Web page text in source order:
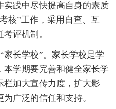
实践中尽快提高自身的素质
核”工作，采用自查、互
评机制。
家长学校”。家长学校是学
学期要完善和健全家长学
加大宣传力度，扩大影
广泛的信任和支持。